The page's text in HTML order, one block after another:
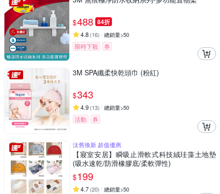
$488 84折
4.8 (16) 總銷量>50
限時下殺 券
3M SPA纖柔快乾頭巾 (粉紅)
$343
4.9 (13) 總銷量>50
活動 券
汰舊換新 超值優惠
【寢室安居】瞬吸止滑軟式科技絨珪藻土地墊
(吸水速乾/防滑橡膠底/柔軟彈性)
$199
4.7(20) 總銷量>50